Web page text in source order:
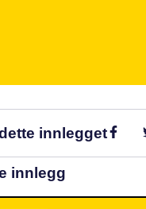
innlegget
innlegg